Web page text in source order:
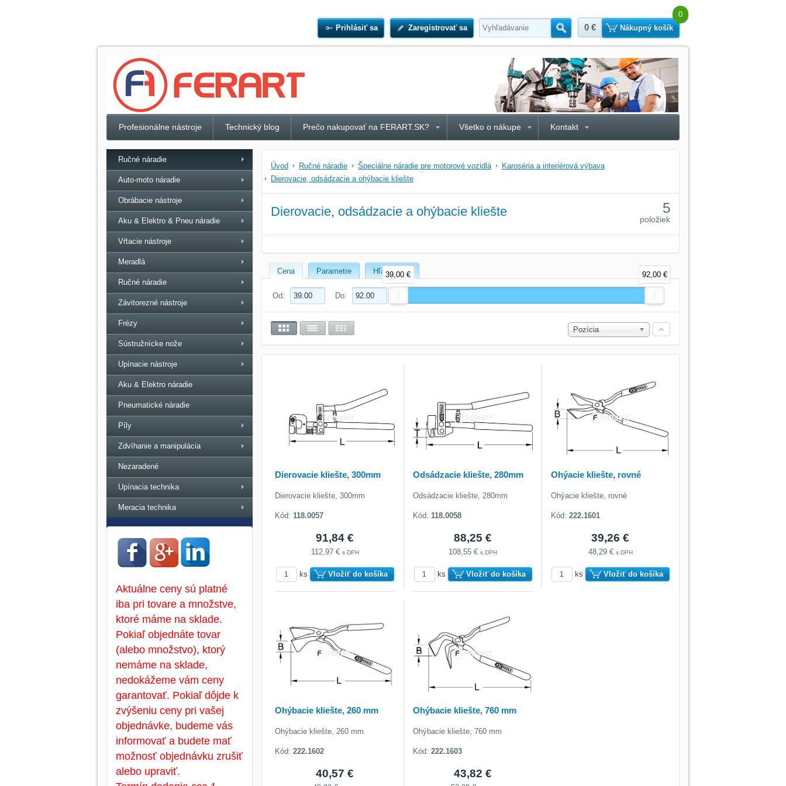
Prihlásiť sa Zaregistrovať sa Hľadať
0 €
0
Nákupný košík
Profesionálne nástroje Technický blog Prečo nakupovať na FERART.SK? Všetko o nákupe Kontakt
Úvod Ručné náradie Špeciálne náradie pre motorové vozidlá
Karoséria a interiérová výbava
Dierovacie, odsádzacie a ohýbacie kliešte
Dierovacie, odsádzacie a ohýbacie kliešte 5
položiek
Cena Parametre Hľadať text
Od: Do:
39,00 € 92,00 €
Pozícia
Dierovacie kliešte, 300mm
Dierovacie kliešte, 300mm
Kód: 118.0057
91,84 €
112,97 € s DPH
ks Vložiť do košíka
Odsádzacie kliešte, 280mm
Odsádzacie kliešte, 280mm
Kód: 118.0058
88,25 €
108,55 €s DPH
ks Vložiť do košíka
Ohýacie kliešte, rovné
Ohýacie kliešte, rovné
Kód: 222.1601
39,26 €
48,29 € s DPH
ks Vložiť do košíka
Ohýbacie kliešte, 260 mm
Ohýbacie kliešte, 260 mm
Kód:222.1602
40,57 €
Ohýbacie kliešte, 760 mm
Ohýbacie kliešte, 760 mm
Kód:222.1603
43,82 €
Ručné náradie
Auto-moto náradie
Obrábacie nástroje
Aku & Elektro & Pneu náradie
Vŕtacie nástroje
Meradlá
Ručné náradie
Závitorezné nástroje
Frézy
Sústružnícke nože
Upínacie nástroje
Aku & Elektro náradie
Pneumatické náradie
Píly
Zdvíhanie a manipulácia
Nezaradené
Upínacia technika
Meracia technika
Aktuálne ceny sú platné
iba pri tovare a množstve,
ktoré máme na sklade.
Pokiaľ objednáte tovar
(alebo množstvo), ktorý
nemáme na sklade,
nedokážeme vám ceny
garantovať. Pokiaľ dôjde k
zvýšeniu ceny pri vašej
objednávke, budeme vás
informovať a budete mať
možnosť objednávku zrušiť
alebo upraviť.